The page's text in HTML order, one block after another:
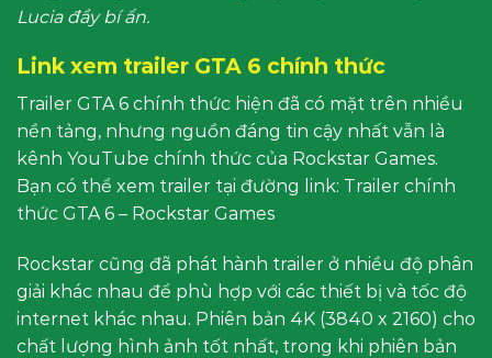
Lucia đầy bí ẩn.
Link xem trailer GTA 6 chính thức
Trailer GTA 6 chính thức hiện đã có mặt trên nhiều
nền tảng, nhưng nguồn đáng tin cậy nhất vẫn là
kênh YouTube chính thức của Rockstar Games.
Bạn có thể xem trailer tại đường link: Trailer chính
thức GTA 6 – Rockstar Games
Rockstar cũng đã phát hành trailer ở nhiều độ phân
giải khác nhau để phù hợp với các thiết bị và tốc độ
internet khác nhau. Phiên bản 4K (3840 x 2160) cho
chất lượng hình ảnh tốt nhất, trong khi phiên bản